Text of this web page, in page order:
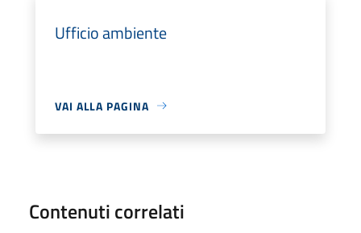
Ufficio ambiente
VAI ALLA PAGINA
Contenuti correlati